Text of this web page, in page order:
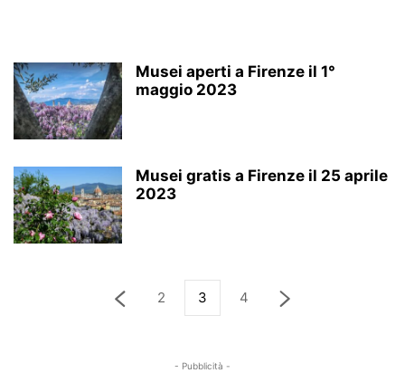
Musei aperti a Firenze il 1°
maggio 2023
Musei gratis a Firenze il 25 aprile
2023
2 3 4
- Pubblicità -